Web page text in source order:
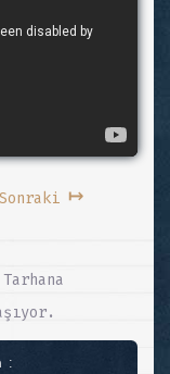
Sonraki ↦
: